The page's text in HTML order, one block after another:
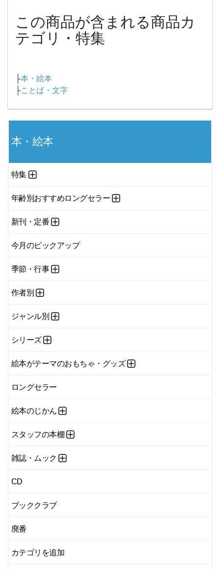
この商品が含まれる商品カ
テゴリ・特集
├本・絵本
├ことば・文字
本・絵本
特集
年齢別おすすめロングセラー
新刊・定番
今月のピックアップ
季節・行事
作者別
ジャンル別
シリーズ
絵本がテーマのおもちゃ・グッズ
ロングセラー
絵本のじかん
スタッフの本棚
雑誌・ムック
CD
ブッククラブ
廃番
カテゴリを追加